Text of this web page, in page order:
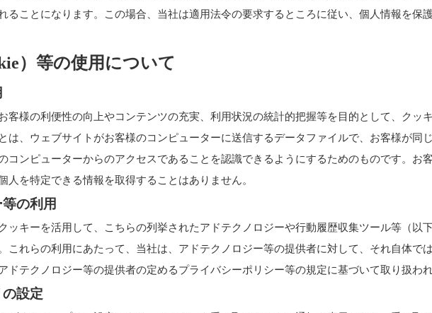
ることになります。この場合、当社は適用法令の要求するところに従い、個人情報を保
）等の使用について
客様の利便性の向上やコンテンツの充実、利用状況の統計的把握等を目的として、クッ
は、ウェブサイトがお客様のコンピューターに送信するデータファイルで、お客様が同
コンピューターからのアクセスであることを認識できるようにするためのものです。お
人を特定できる情報を取得することはありません。
の利用
ッキーを活用して、
こちらの列挙されたアドテクノロジーや行動履歴収集ツール等（以
これらの利用にあたって、当社は、アドテクノロジー等の提供者に対して、それ自体で
ドテクノロジー等の提供者の定めるプライバシーポリシー等の規定に基づいて取り扱われ
設定